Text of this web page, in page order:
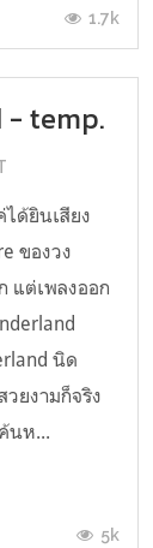
1.7k
- temp.
ด้ยินเสียง
ของวง
แต่เพลงออก
นิด
ยงามก็จริง
นห...
5k